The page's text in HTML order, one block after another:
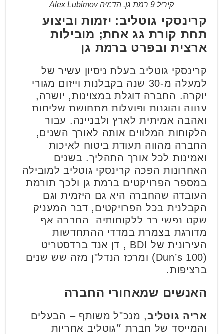
קיריל 9 רמת גן. הדמיה Alex Lubimov
קרינסקי גוטליב: יזמות וביצוע
תחת קורת גג אחת; מובילות
ארצית ובפרט ברמת גן
קרינסקי גוטליב בעלת ניסיון עשיר של
למעלה מ-30 שנה בקבלנות וייזום מגורי
יוקרה. החברה דוגלת במצוינות, יושרה,
ענווה והוגנות ופועלות מתחושת שליחות
ואהבה אמיתית לארץ ולבניינה. עבור
הלקוחות המלווים אותה לאורך השנים,
החברה מהווה תעודת ביטוח לאיכות
ואמינות לכל אורך התהליך. בשנים
האחרונות הפכה קרינסקי גוטליב למובילה
במספר הפרויקטים ברמת גן ולכך תורמת
העובדה שהחברה היא גם היזמית וגם
הקבלנית בכל הפרויקטים, דבר המעניק
שקט נפשי רב ללקוחותיה. החברה אף
מדורגת בצמרת במדדי ההתחדשות
העירונית של BDI , דן אנד ברדסטריט
(Dun’s 100) ומרכז הנדל"ן מזה שש שנים
ברציפות.
האנשים שמאחורי החברה
אריה גוטליב, מנכ"ל משותף – הבעלים
והמייסד של חברת ״גוטליב אחריות